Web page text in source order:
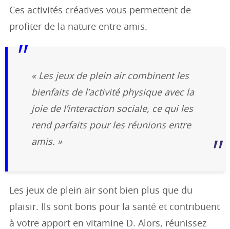
Ces activités créatives vous permettent de
profiter de la nature entre amis.
« Les jeux de plein air combinent les
bienfaits de l’activité physique avec la
joie de l’interaction sociale, ce qui les
rend parfaits pour les réunions entre
amis. »
Les jeux de plein air sont bien plus que du
plaisir. Ils sont bons pour la santé et contribuent
à votre apport en vitamine D. Alors, réunissez